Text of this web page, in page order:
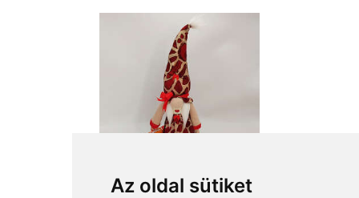
Az oldal sütiket